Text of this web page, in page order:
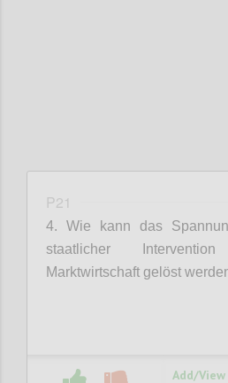
P21
4. Wie kann das
staatlicher
Marktwirtschaft gelöst
Add/